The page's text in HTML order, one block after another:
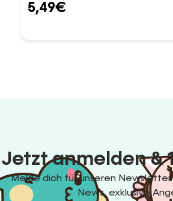
5,49€
Jetzt anmelden &
Melde dich für unseren
News, exklusive